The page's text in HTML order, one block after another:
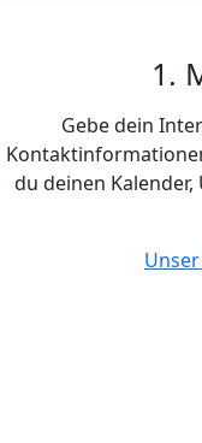
1.
Gebe dein
du deinen